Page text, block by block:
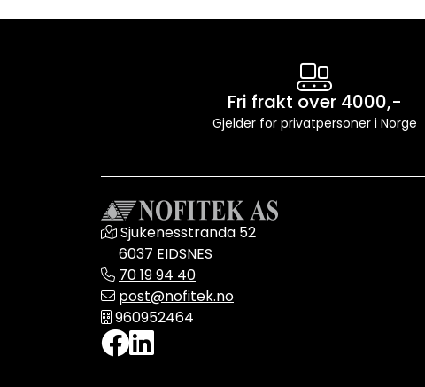
Fri frakt over 4000,-
Gjelder for privatpersoner i Norge
Sjukenesstranda 52
6037 EIDSNES
70 19 94 40
post@nofitek.no
960952464